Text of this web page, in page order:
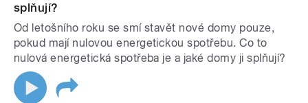
splňují?
Od letošního roku se smí stavět nové domy pouze,
pokud mají nulovou energetickou spotřebu. Co to
nulová energetická spotřeba je a jaké domy ji splňují?